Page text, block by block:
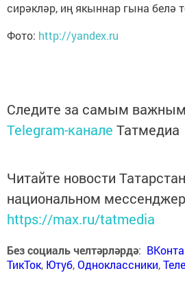
сирәкләр, иң якыннар гына белә
Фото: http://yandex.ru
Следите за самым
Telegram-канале Татмедиа
Читайте новости
национальном
https://max.ru/tatmedia
Без социаль челтәрләрдә:
ТикТок, Ютуб,Одноклассники,